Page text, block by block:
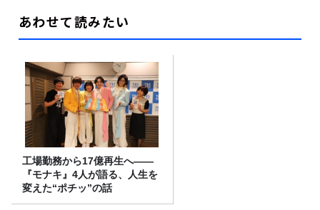
あわせて読みたい
工場勤務から17億再生へ——
『モナキ』4人が語る、人生を
変えた“ポチッ”の話